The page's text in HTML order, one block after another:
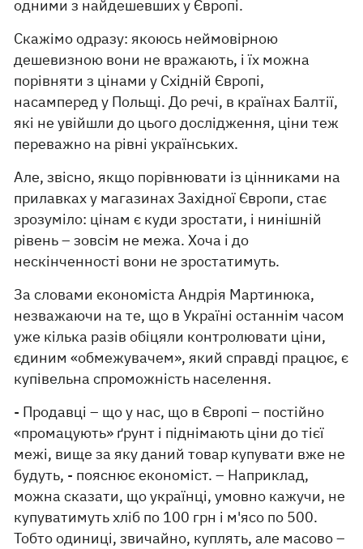
одними з найдешевших у Європі.
Скажімо одразу: якоюсь неймовірною
дешевизною вони не вражають, і їх можна
порівняти з цінами у Східній Європі,
насамперед у Польщі. До речі, в країнах Балтії,
які не увійшли до цього дослідження, ціни теж
переважно на рівні українських.
Але, звісно, якщо порівнювати із цінниками на
прилавках у магазинах Західної Європи, стає
зрозуміло: цінам є куди зростати, і нинішній
рівень – зовсім не межа. Хоча і до
нескінченності вони не зростатимуть.
За словами економіста Андрія Мартинюка,
незважаючи на те, що в Україні останнім часом
уже кілька разів обіцяли контролювати ціни,
єдиним «обмежувачем», який справді працює, є
купівельна спроможність населення.
- Продавці – що у нас, що в Європі – постійно
«промацують» ґрунт і піднімають ціни до тієї
межі, вище за яку даний товар купувати вже не
будуть, - пояснює економіст. – Наприклад,
можна сказати, що українці, умовно кажучи, не
купуватимуть хліб по 100 грн і м'ясо по 500.
Тобто одиниці, звичайно, куплять, але масово –